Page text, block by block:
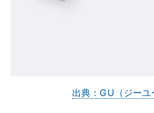
出典：GU（ジー